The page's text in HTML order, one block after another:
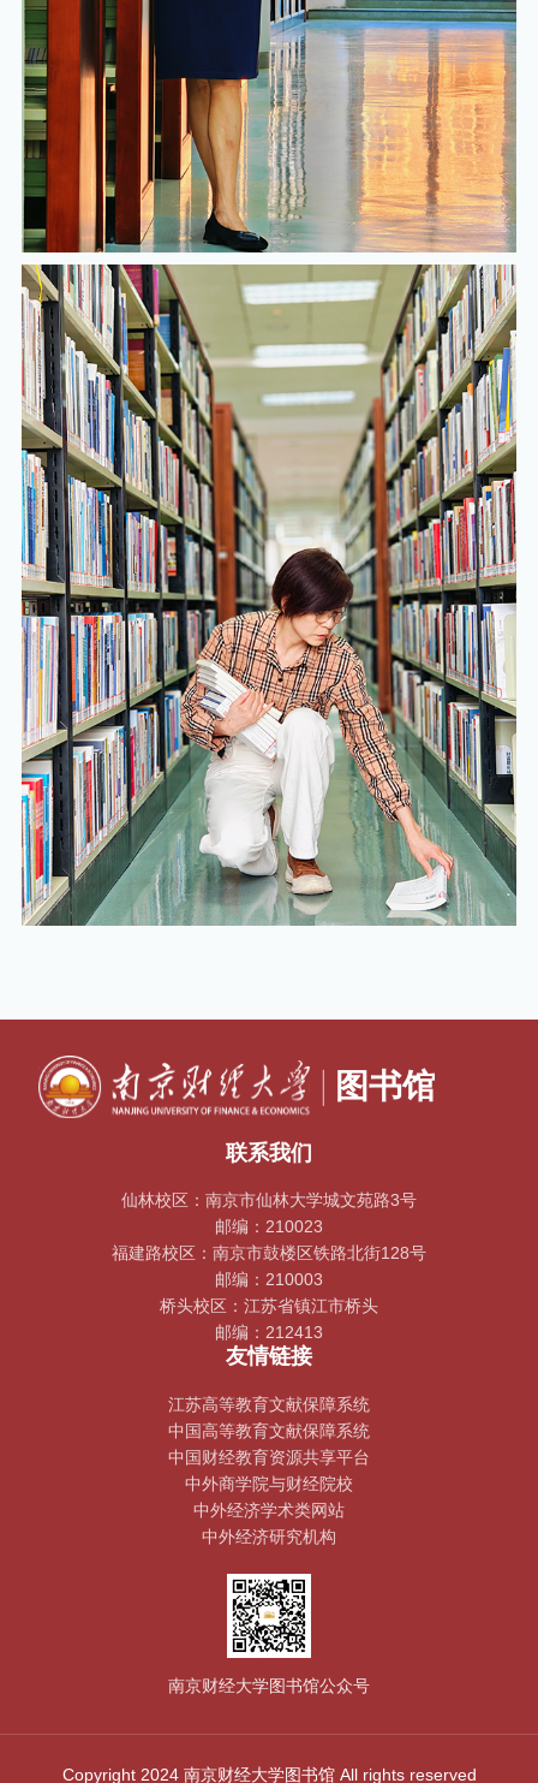
联系我们
仙林校区：南京市仙林大学城文苑路3号
邮编：210023
福建路校区：南京市鼓楼区铁路北街128号
邮编：210003
桥头校区：江苏省镇江市桥头
邮编：212413
友情链接
江苏高等教育文献保障系统
中国高等教育文献保障系统
中国财经教育资源共享平台
中外商学院与财经院校
中外经济学术类网站
中外经济研究机构
南京财经大学图书馆公众号
Copyright 2024 南京财经大学图书馆 All rights reserved